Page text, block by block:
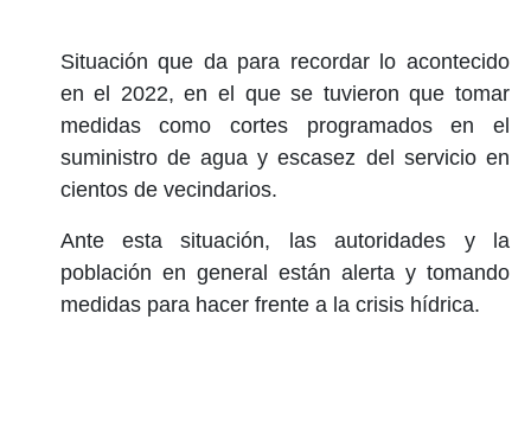
Situación que da para recordar lo acontecido
en el 2022, en el que se tuvieron que tomar
medidas como cortes programados en el
suministro de agua y escasez del servicio en
cientos de vecindarios.
Ante esta situación, las autoridades y la
población en general están alerta y tomando
medidas para hacer frente a la crisis hídrica.